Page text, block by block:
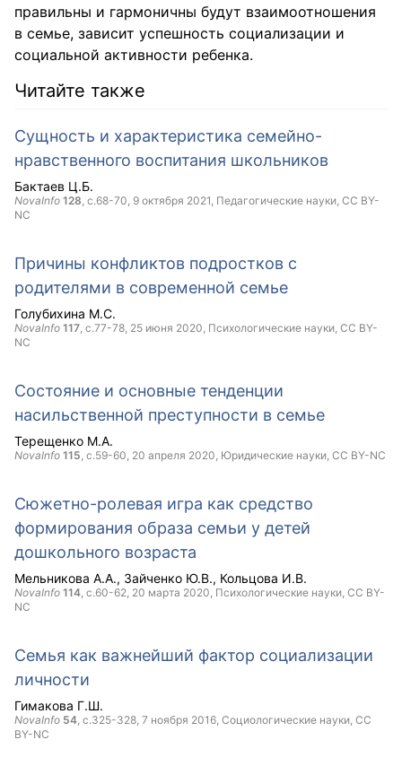
правильны и гармоничны будут взаимоотношения
в семье, зависит успешность социализации и
социальной активности ребенка.
Читайте также
Сущность и характеристика семейно-
нравственного воспитания школьников
Бактаев Ц.Б.
NovaInfo 128, с.68-70, 9 октября 2021, Педагогические науки, CC BY-
NC
Причины конфликтов подростков с
родителями в современной семье
Голубихина М.С.
NovaInfo 117, с.77-78, 25 июня 2020, Психологические науки, CC BY-
NC
Состояние и основные тенденции
насильственной преступности в семье
Терещенко М.А.
NovaInfo 115, с.59-60, 20 апреля 2020, Юридические науки, CC BY-NC
Сюжетно-ролевая игра как средство
формирования образа семьи у детей
дошкольного возраста
Мельникова А.А. Зайченко Ю.В. Кольцова И.В.
NovaInfo 114, с.60-62, 20 марта 2020, Психологические науки, CC BY-
NC
Семья как важнейший фактор социализации
личности
Гимакова Г.Ш.
NovaInfo 54, с.325-328, 7 ноября 2016, Социологические науки, CC
BY-NC